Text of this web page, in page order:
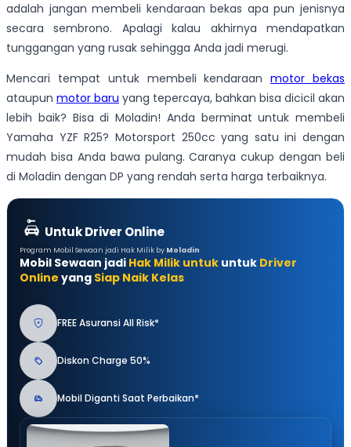
adalah jangan membeli kendaraan bekas apa pun jenisnya
secara sembrono. Apalagi kalau akhirnya mendapatkan
tunggangan yang rusak sehingga Anda jadi merugi.
Mencari tempat untuk membeli kendaraanmotor bekas
ataupun motor baru yang tepercaya, bahkan bisa dicicil akan
lebih baik? Bisa di Moladin! Anda berminat untuk membeli
Yamaha YZF R25? Motorsport 250cc yang satu ini dengan
mudah bisa Anda bawa pulang. Caranya cukup dengan beli
di Moladin dengan DP yang rendah serta harga terbaiknya.
Untuk Driver Online
Program Mobil Sewaan jadi Hak Milik by Moladin
Mobil Sewaan jadi Hak Milik untuk untuk Driver
Online yang Siap Naik Kelas
FREE Asuransi All Risk*
Diskon Charge 50%
Mobil Diganti Saat Perbaikan*